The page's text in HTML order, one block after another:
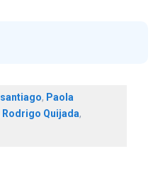
, Paola
Rodrigo Quijada,